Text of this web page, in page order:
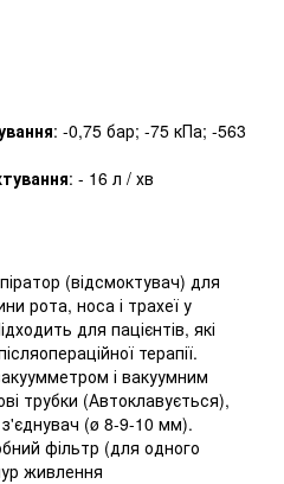
: -0,75 бар; -75 кПа; -563
: - 16 л / хв
(відсмоктувач) для
рота, носа і трахеї у
для пацієнтів, які
терапії.
і вакуумним
трубки (Автоклавується),
(ø 8-9-10 мм).
фільтр (для одного
живлення